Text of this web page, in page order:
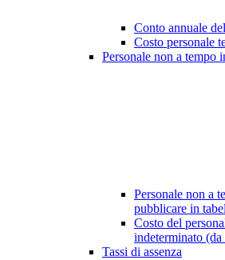
Conto annuale
Costo personale
Personale non a tempo
Personale non a
pubblicare in
Costo del
indeterminato
Tassi di assenza